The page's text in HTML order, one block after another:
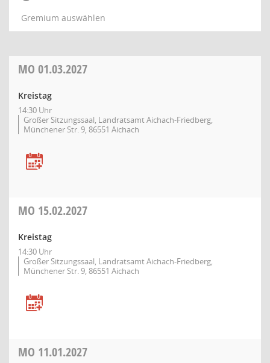
Gremium auswählen
MO 01.03.2027
Kreistag
14:30 Uhr
Großer Sitzungssaal, Landratsamt Aichach-Friedberg,
Münchener Str. 9, 86551 Aichach
MO 15.02.2027
Kreistag
14:30 Uhr
Großer Sitzungssaal, Landratsamt Aichach-Friedberg,
Münchener Str. 9, 86551 Aichach
MO 11.01.2027